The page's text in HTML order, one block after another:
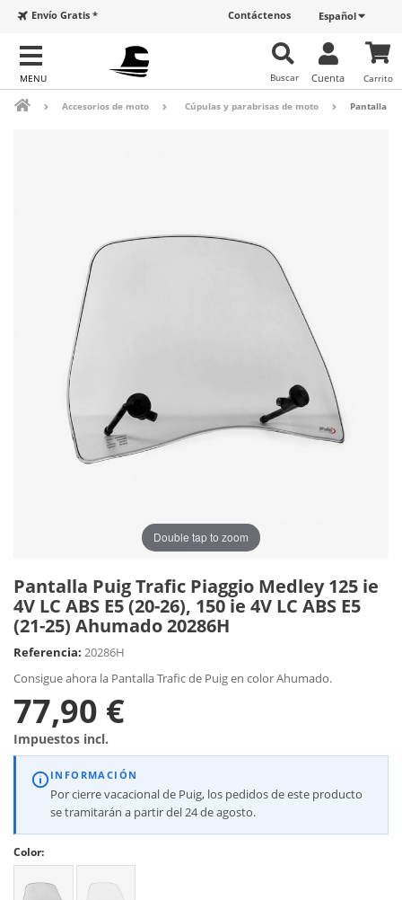
Español
Contáctenos
Envío Gratis *
Carrito
Cuenta
Buscar
Accesorios de moto Cúpulas y parabrisas de moto Pantalla
Double tap to zoom
Pantalla Puig Trafic Piaggio Medley 125 ie
4V LC ABS E5 (20-26), 150 ie 4V LC ABS E5
(21-25) Ahumado 20286H
Referencia: 20286H
Consigue ahora la Pantalla Trafic de Puig en color Ahumado.
77,90 €
Impuestos incl.
INFORMACIÓN
Por cierre vacacional de Puig, los pedidos de este producto
se tramitarán a partir del 24 de agosto.
Color: